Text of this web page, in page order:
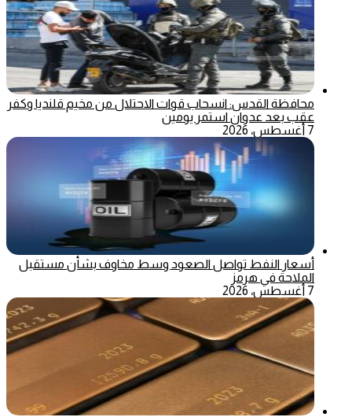
محافظة القدس: انسحاب قوات الاحتلال من مخيم قلنديا وكفر
عقب بعد عدوان استمر يومين
7 أغسطس، 2026
أسعار النفط تواصل الصعود وسط مخاوف بشأن مستقبل
الملاحة في هرمز
7 أغسطس، 2026